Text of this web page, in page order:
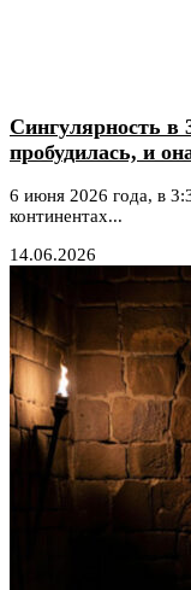
Сингулярность в
пробудилась, и
6 июня 2026 года, в
континентах...
14.06.2026